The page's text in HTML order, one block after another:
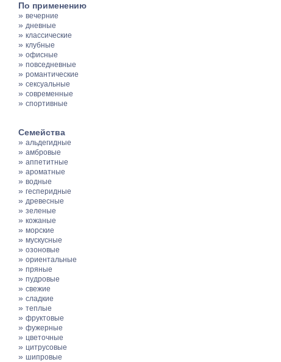
По применению
» вечерние
» дневные
» классические
» клубные
» офисные
» повседневные
» романтические
» сексуальные
» современные
» спортивные
Семейства
» альдегидные
» амбровые
» аппетитные
» ароматные
» водные
» гесперидные
» древесные
» зеленые
» кожаные
» морские
» мускусные
» озоновые
» ориентальные
» пряные
» пудровые
» свежие
» сладкие
» теплые
» фруктовые
» фужерные
» цветочные
» цитрусовые
» шипровые